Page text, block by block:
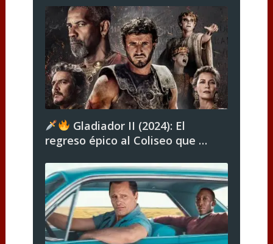
Gladiador II (2024): El
regreso épico al Coliseo que …